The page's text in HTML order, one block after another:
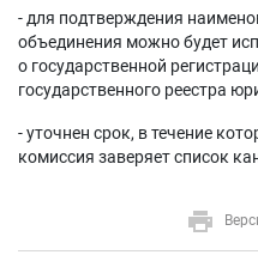
- для подтверждения
объединения можно будет
о государственной
государственного реестра
- уточнен срок, в течение
комиссия заверяет список